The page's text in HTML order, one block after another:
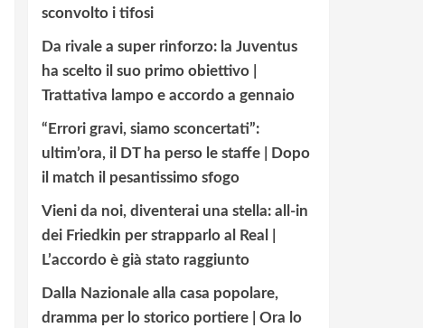
sconvolto i tifosi
Da rivale a super rinforzo: la Juventus
ha scelto il suo primo obiettivo |
Trattativa lampo e accordo a gennaio
“Errori gravi, siamo sconcertati”:
ultim’ora, il DT ha perso le staffe | Dopo
il match il pesantissimo sfogo
Vieni da noi, diventerai una stella: all-in
dei Friedkin per strapparlo al Real |
L’accordo è già stato raggiunto
Dalla Nazionale alla casa popolare,
dramma per lo storico portiere | Ora lo